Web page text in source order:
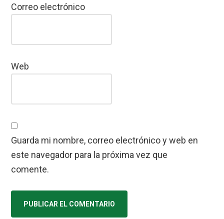
Correo electrónico
Web
Guarda mi nombre, correo electrónico y web en
este navegador para la próxima vez que
comente.